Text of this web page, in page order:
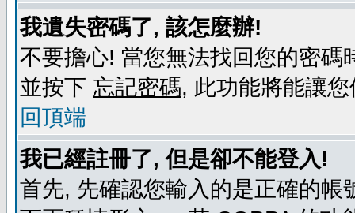
我遺失密碼了, 該怎麼辦!
不要擔心! 當您無法找回您的密
並按下 忘記密碼, 此功能將能讓
回頂端
我已經註冊了, 但是卻不能登入!
首先, 先確認您輸入的是正確的